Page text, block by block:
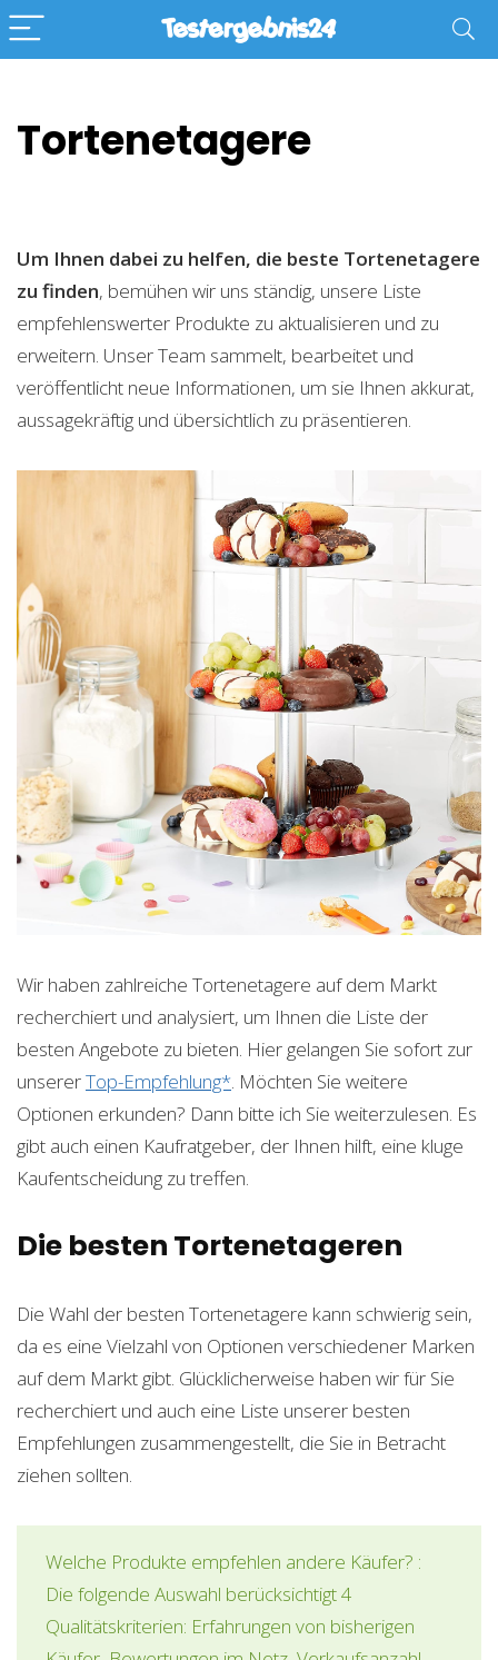
Tortenetagere
Um Ihnen dabei zu helfen, die beste Tortenetagere
zu finden, bemühen wir uns ständig, unsere Liste
empfehlenswerter Produkte zu aktualisieren und zu
erweitern. Unser Team sammelt, bearbeitet und
veröffentlicht neue Informationen, um sie Ihnen akkurat,
aussagekräftig und übersichtlich zu präsentieren.
Wir haben zahlreiche Tortenetagere auf dem Markt
recherchiert und analysiert, um Ihnen die Liste der
besten Angebote zu bieten. Hier gelangen Sie sofort zur
unsererTop-Empfehlung*. Möchten Sie weitere
Optionen erkunden? Dann bitte ich Sie weiterzulesen. Es
gibt auch einen Kaufratgeber, der Ihnen hilft, eine kluge
Kaufentscheidung zu treffen.
Die besten Tortenetageren
Die Wahl der besten Tortenetagere kann schwierig sein,
da es eine Vielzahl von Optionen verschiedener Marken
auf dem Markt gibt. Glücklicherweise haben wir für Sie
recherchiert und auch eine Liste unserer besten
Empfehlungen zusammengestellt, die Sie in Betracht
ziehen sollten.
Welche Produkte empfehlen andere Käufer? :
Die folgende Auswahl berücksichtigt 4
Qualitätskriterien: Erfahrungen von bisherigen